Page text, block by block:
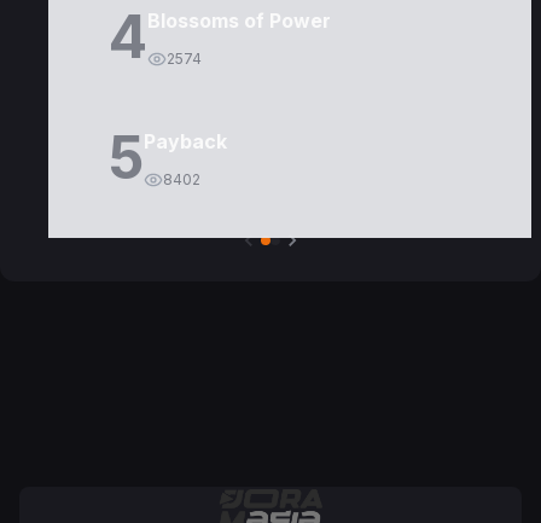
4Blossoms of Power
2574
5Payback
8402